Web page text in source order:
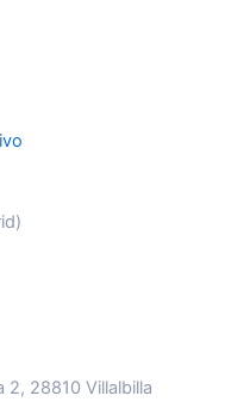
2, 28810 Villalbilla